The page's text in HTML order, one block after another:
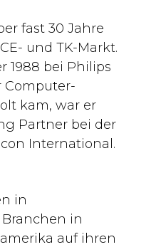
fast 30 Jahre
und TK-Markt.
1988 bei Philips
Computer-
kam, war er
Partner bei der
International.
in
in
auf ihren